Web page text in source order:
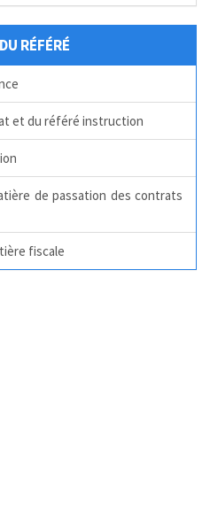
RÉFÉRÉ
et du référé instruction
de passation des contrats
fiscale